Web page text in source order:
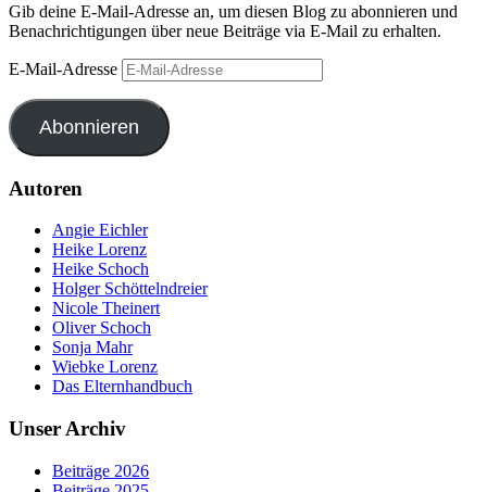
Gib deine E-Mail-Adresse an, um diesen Blog zu abonnieren und
Benachrichtigungen über neue Beiträge via E-Mail zu erhalten.
E-Mail-Adresse
Abonnieren
Autoren
Angie Eichler
Heike Lorenz
Heike Schoch
Holger Schöttelndreier
Nicole Theinert
Oliver Schoch
Sonja Mahr
Wiebke Lorenz
Das Elternhandbuch
Unser Archiv
Beiträge 2026